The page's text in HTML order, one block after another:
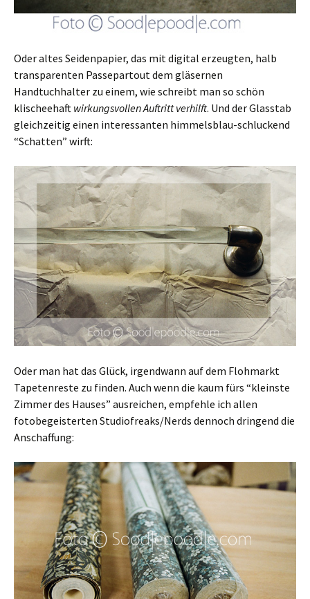
Oder altes Seidenpapier, das mit digital erzeugten, halb
transparenten Passepartout dem gläsernen
Handtuchhalter zu einem, wie schreibt man so schön
klischeehaft wirkungsvollen Auftritt verhilft. Und der Glasstab
gleichzeitig einen interessanten himmelsblau-schluckend
“Schatten” wirft:
Oder man hat das Glück, irgendwann auf dem Flohmarkt
Tapetenreste zu finden. Auch wenn die kaum fürs “kleinste
Zimmer des Hauses” ausreichen, empfehle ich allen
fotobegeisterten Studiofreaks/Nerds dennoch dringend die
Anschaffung: